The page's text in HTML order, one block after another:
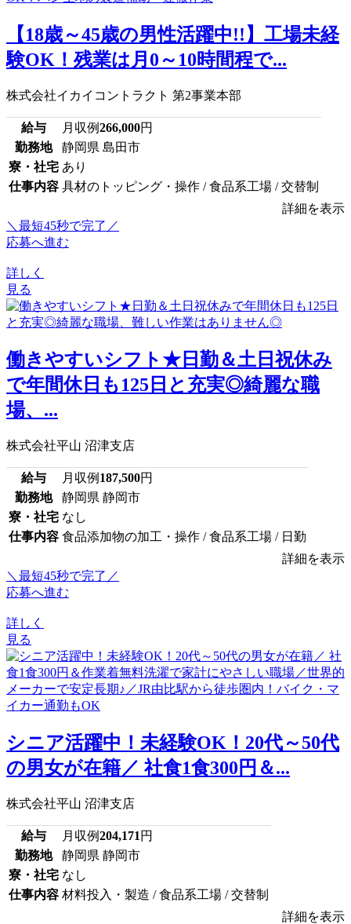
【18歳～45歳の男性活躍中!!】工場未経
験OK！残業は月0～10時間程で...
株式会社イカイコントラクト 第2事業本部
給与 月収例266,000円
勤務地
静岡県 島田市
寮・社宅 あり
仕事内容 具材のトッピング・操作 / 食品系工場 / 交替制
詳細を表示
＼最短45秒で完了／
応募へ進む
詳しく
見る
働きやすいシフト★日勤＆土日祝休み
で年間休日も125日と充実◎綺麗な職
場、...
株式会社平山 沼津支店
給与 月収例 187,500円
勤務地
静岡県 静岡市
寮・社宅 なし
仕事内容 食品添加物の加工・操作 / 食品系工場 / 日勤
詳細を表示
＼最短45秒で完了／
応募へ進む
詳しく
見る
シニア活躍中！未経験OK！20代～50代
の男女が在籍／ 社食1食300円＆...
株式会社平山 沼津支店
給与 月収例204,171 円
勤務地
静岡県 静岡市
寮・社宅 なし
仕事内容 材料投入・製造 / 食品系工場 / 交替制
詳細を表示